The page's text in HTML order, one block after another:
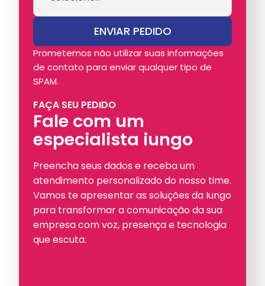
FAÇA SEU PEDIDO
Fale com um
especialista iungo
Preencha seus dados e receba um
atendimento personalizado do nosso time.
Vamos te apresentar as soluções da Iungo
para transformar a comunicação da sua
empresa com voz, presença e tecnologia
que escuta.
Prometemos não utilizar suas informações
de contato para enviar qualquer tipo de
SPAM.